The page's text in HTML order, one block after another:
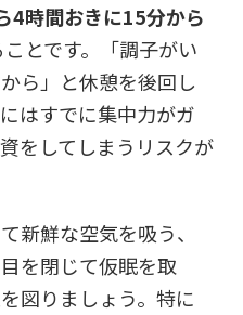
4時間おきに15分から
とです。「調子がい
ら」と休憩を後回し
はすでに集中力がガ
をしてしまうリスクが
新鮮な空気を吸う、
を閉じて仮眠を取
図りましょう。特に